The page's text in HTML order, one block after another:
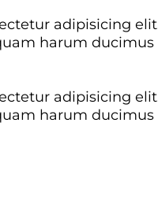
adipisicing
harum
adipisicing
harum